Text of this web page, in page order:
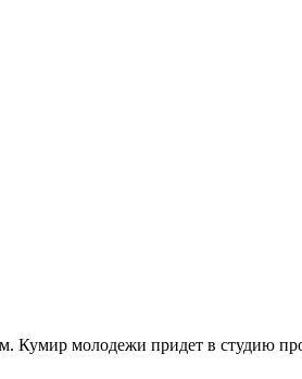
Кумир молодежи придет в студию